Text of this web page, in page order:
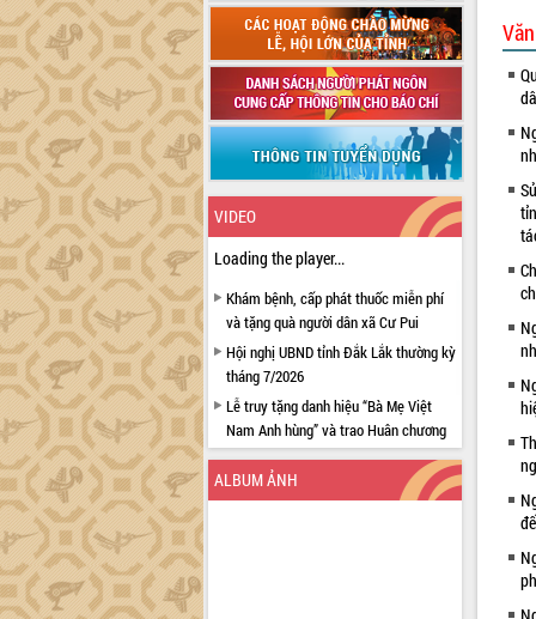
VIDEO
Loading the player...
Khám bệnh, cấp phát thuốc miễn phí
và tặng quà người dân xã Cư Pui
Hội nghị UBND tỉnh Đắk Lắk thường kỳ
tháng 7/2026
Lễ truy tặng danh hiệu “Bà Mẹ Việt
Nam Anh hùng” và trao Huân chương
Lao động
UBND tỉnh Đắk Lắk triển khai nhiệm
vụ 6 tháng cuối năm 2026
ALBUM ẢNH